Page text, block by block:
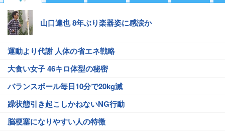
山口達也 8年ぶり楽器姿に感涙か
運動より代謝 人体の省エネ戦略
大食い女子 46キロ体型の秘密
バランスボール毎日10分で20kg減
躁状態引き起こしかねないNG行動
脳梗塞になりやすい人の特徴